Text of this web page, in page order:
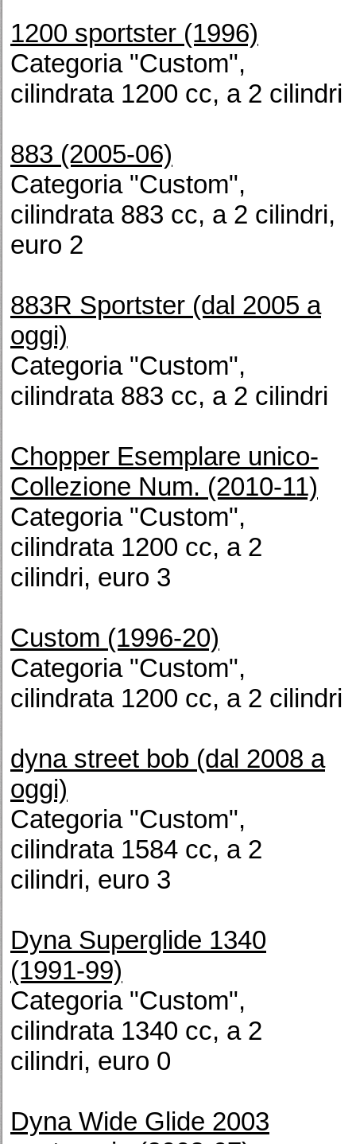
1200 sportster (1996)
Categoria "Custom",
cilindrata 1200 cc, a 2 cilindri
883 (2005-06)
Categoria "Custom",
cilindrata 883 cc, a 2 cilindri,
euro 2
883R Sportster (dal 2005 a
oggi)
Categoria "Custom",
cilindrata 883 cc, a 2 cilindri
Chopper Esemplare unico-
Collezione Num. (2010-11)
Categoria "Custom",
cilindrata 1200 cc, a 2
cilindri, euro 3
Custom (1996-20)
Categoria "Custom",
cilindrata 1200 cc, a 2 cilindri
dyna street bob (dal 2008 a
oggi)
Categoria "Custom",
cilindrata 1584 cc, a 2
cilindri, euro 3
Dyna Superglide 1340
(1991-99)
Categoria "Custom",
cilindrata 1340 cc, a 2
cilindri, euro 0
Dyna Wide Glide 2003